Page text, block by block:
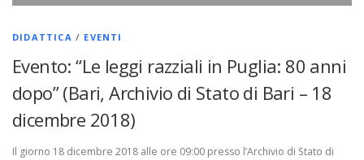
DIDATTICA / EVENTI
Evento: “Le leggi razziali in Puglia: 80 anni
dopo” (Bari, Archivio di Stato di Bari – 18
dicembre 2018)
Il giorno 18 dicembre 2018 alle ore 09:00 presso l’Archivio di Stato di